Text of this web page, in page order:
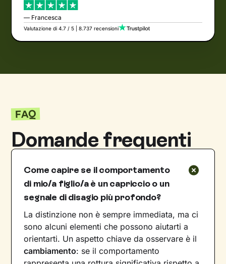
— Francesca
Valutazione di 4.7 / 5 | 8.737 recensioni
FAQ
Domande frequenti
Come capire se il comportamento
di mio/a figlio/a è un capriccio o un
segnale di disagio più profondo?
La distinzione non è sempre immediata, ma ci
sono alcuni elementi che possono aiutarti a
orientarti. Un aspetto chiave da osservare è il
cambiamento: se il comportamento